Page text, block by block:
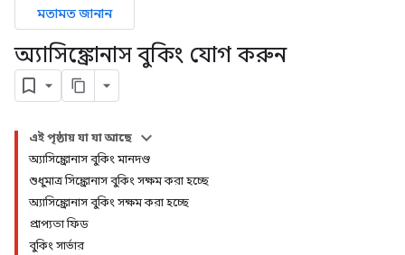
মতামত জানান
অ্যাসিঙ্ক্রোনাস বুকিং যোগ করুন
এই পৃষ্ঠায় যা যা আছে
অ্যাসিঙ্ক্রোনাস বুকিং মানদণ্ড
শুধুমাত্র সিঙ্ক্রোনাস বুকিং সক্ষম করা হচ্ছে
অ্যাসিঙ্ক্রোনাস বুকিং সক্ষম করা হচ্ছে
প্রাপ্যতা ফিড
বুকিং সার্ভার